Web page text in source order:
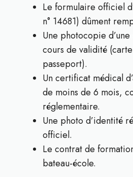
Le formulaire officiel
n° 14681) dûment
Une photocopie
cours de validité
passeport).
Un certificat médical
de moins de 6 mois,
réglementaire.
Une photo d’identité
officiel.
Le contrat de
bateau-école.